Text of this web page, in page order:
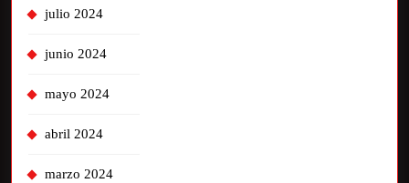
julio 2024
junio 2024
mayo 2024
abril 2024
marzo 2024